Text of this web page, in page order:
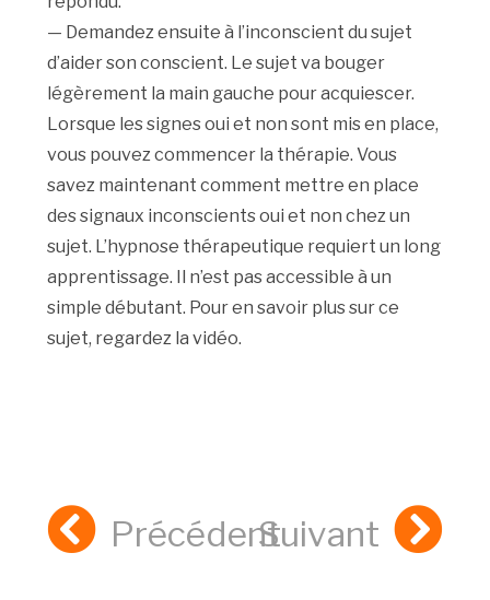
— Demandez ensuite à l’inconscient du sujet
d’aider son conscient. Le sujet va bouger
légèrement la main gauche pour acquiescer.
Lorsque les signes oui et non sont mis en place,
vous pouvez commencer la thérapie. Vous
savez maintenant comment mettre en place
des signaux inconscients oui et non chez un
sujet. L’hypnose thérapeutique requiert un long
apprentissage. Il n’est pas accessible à un
simple débutant. Pour en savoir plus sur ce
sujet, regardez la vidéo.
PrécédentSuivant